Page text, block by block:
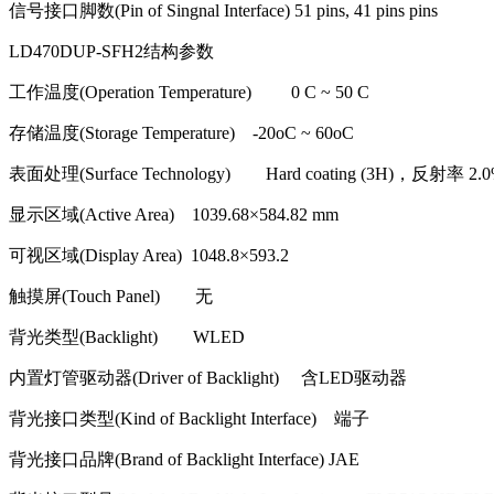
信号接口脚数(Pin of Singnal Interface) 51 pins, 41 pins pins
LD470DUP-SFH2结构参数
工作温度(Operation Temperature) 0 C ~ 50 C
存储温度(Storage Temperature) -20oC ~ 60oC
表面处理(Surface Technology) Hard coating (3H) ，反射率
显示区域(Active Area) 1039.68×584.82 mm
可视区域(Display Area) 1048.8×593.2
触摸屏(Touch Panel) 无
背光类型(Backlight) WLED
内置灯管驱动器(Driver of Backlight) 含LED驱动器
背光接口类型(Kind of Backlight Interface) 端子
背光接口品牌(Brand of Backlight Interface) JAE